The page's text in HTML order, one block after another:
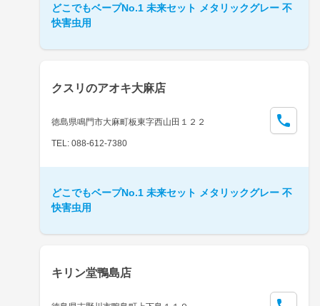
どこでもベープNo.1 未来セット メタリックグレー 不
快害虫用
クスリのアオキ大麻店
徳島県鳴門市大麻町板東字西山田１２２
TEL: 088-612-7380
どこでもベープNo.1 未来セット メタリックグレー 不
快害虫用
キリン堂鴨島店